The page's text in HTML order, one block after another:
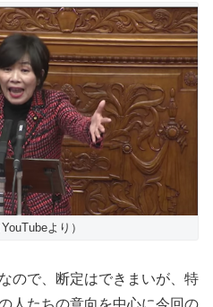
より）
ので、断定はできまいが、特
人たちの意向を中心に今回の